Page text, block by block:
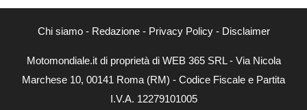
Chi siamo- Redazione- Privacy Policy- Disclaimer
Motomondiale.it di proprietà di WEB 365 SRL - Via Nicola
Marchese 10, 00141 Roma (RM) - Codice Fiscale e Partita
I.V.A. 12279101005